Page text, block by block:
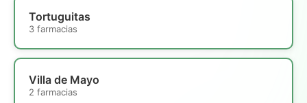
Tortuguitas
3 farmacias
Villa de Mayo
2 farmacias